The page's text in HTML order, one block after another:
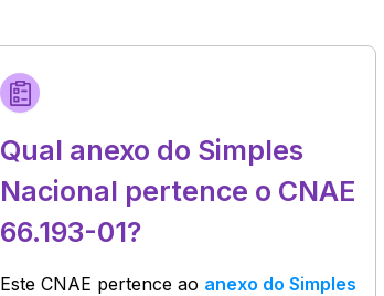
Qual anexo do Simples
Nacional pertence o CNAE
66.193-01?
Este CNAE pertence ao anexo do Simples